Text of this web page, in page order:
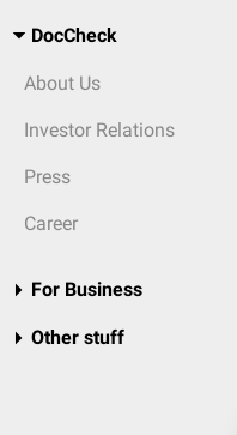
DocCheck
About Us
Investor Relations
Press
Career
For Business
Other stuff